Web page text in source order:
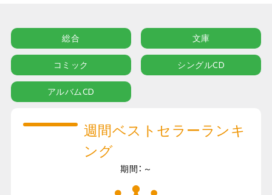
総合 文庫
コミック シングルCD
アルバムCD
週間ベストセラーランキ
ング
期間：～